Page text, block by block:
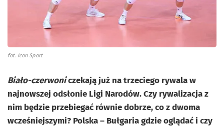
fot. Icon Sport
Biało-czerwoniczekają już na trzeciego rywala w
najnowszej odsłonie Ligi Narodów. Czy rywalizacja z
nim będzie przebiegać równie dobrze, co z dwoma
wcześniejszymi? Polska – Bułgaria gdzie oglądać i czy